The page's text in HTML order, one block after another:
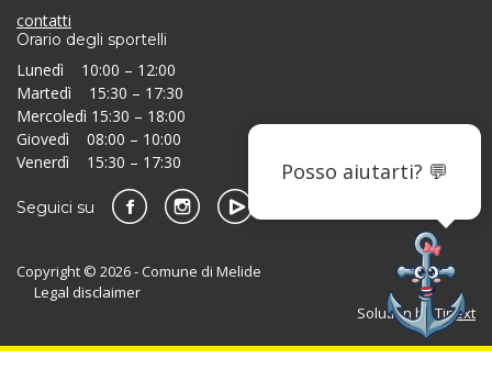
Posso aiutarti? 💬
contatti
Orario degli sportelli
Lunedì 10:00 – 12:00
Martedì 15:30 – 17:30
Mercoledì 15:30 – 18:00
Giovedì 08:00 – 10:00
Venerdì 15:30 – 17:30
Seguici su
Copyright © 2026 - Comune di Melide
Legal disclaimer
Solution byTinext